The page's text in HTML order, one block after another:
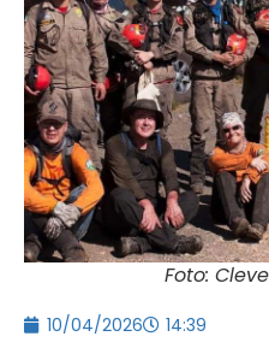
Foto:
10/04/2026 14:39